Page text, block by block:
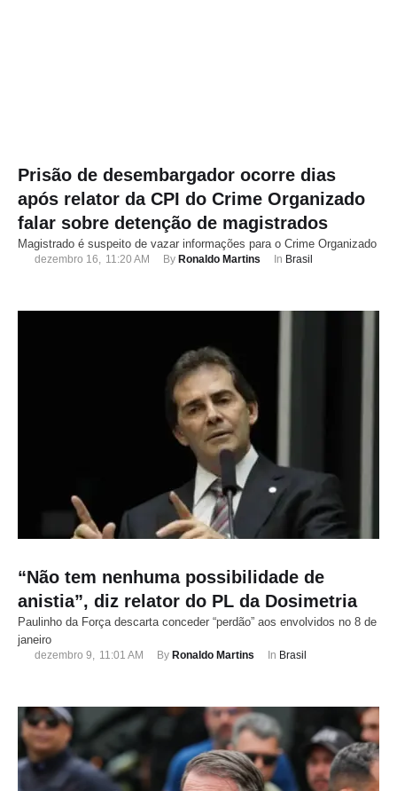
Prisão de desembargador ocorre dias
após relator da CPI do Crime Organizado
falar sobre detenção de magistrados
Magistrado é suspeito de vazar informações para o Crime Organizado
dezembro 16, 11:20 AM By Ronaldo Martins In Brasil
“Não tem nenhuma possibilidade de
anistia”, diz relator do PL da Dosimetria
Paulinho da Força descarta conceder “perdão” aos envolvidos no 8 de
janeiro
dezembro 9, 11:01 AM By Ronaldo Martins In Brasil